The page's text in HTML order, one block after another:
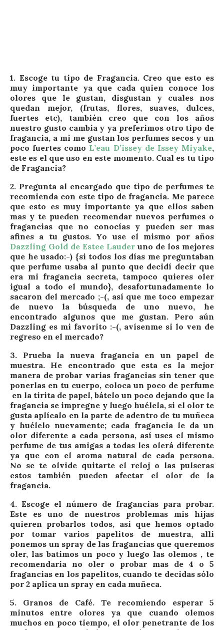
1. Escoge tu tipo de Fragancia. Creo que esto es
muy importante ya que cada quien conoce los
olores que le gustan, disgustan y cuales nos
quedan mejor, (frutas, flores, suaves, dulces,
fuertes etc), también creo que con los años
nuestro gusto cambia y ya preferimos otro tipo de
fragancia, a mi me gustan los perfumes secos y un
poco fuertes como L’eau D’issey de Issey Miyake,
este es el que uso en este momento. Cual es tu tipo
de Fragancia?
2. Pregunta al encargado que tipo de perfumes te
recomienda con este tipo de fragancia. Me parece
que esto es muy importante ya que ellos saben
mas y te pueden recomendar nuevos perfumes o
fragancias que no conocías y pueden ser mas
afines a tu gustos. Yo use el mismo por años
Dazzling Gold de Estee Lauder uno de los mejores
que he usado:-) {si todos los días me preguntaban
que perfume usaba al punto que decidí decir que
era mi fragancia secreta, tampoco quieres oler
igual a todo el mundo}, desafortunadamente lo
sacaron del mercado ;-(, así que me toco empezar
de nuevo la búsqueda de uno nuevo, he
encontrado algunos que me gustan. Pero aún
Dazzling es mi favorito :-(, avísenme si lo ven de
regreso en el mercado?
3. Prueba la nueva fragancia en un papel de
muestra. He encontrado que esta es la mejor
manera de probar varias fragancias sin tener que
ponerlas en tu cuerpo, coloca un poco de perfume
en la tirita de papel, bátelo un poco dejando que la
fragancia se impregne y luego huélela, si el olor te
gusta aplícalo en la parte de adentro de tu muñeca
y huélelo nuevamente; cada fragancia le da un
olor diferente a cada persona, así uses el mismo
perfume de tus amigas a todas les olerá diferente
ya que con el aroma natural de cada persona.
No se te olvide quitarte el reloj o las pulseras
estos también pueden afectar el olor de la
fragancia.
4. Escoge el número de fragancias para probar.
Este es uno de nuestros problemas mis hijas
quieren probarlos todos, así que hemos optado
por tomar varios papelitos de muestra, allí
ponemos un spray de las fragancias que queremos
oler, las batimos un poco y luego las olemos , te
recomendaría no oler o probar mas de 4 o 5
fragancias en los papelitos, cuando te decidas sólo
por 2 aplica un spray en cada muñeca.
5. Granos de Café. Te recomiendo esperar 5
minutos entre olores ya que cuando olemos
muchos en poco tiempo, el olor penetrante de los